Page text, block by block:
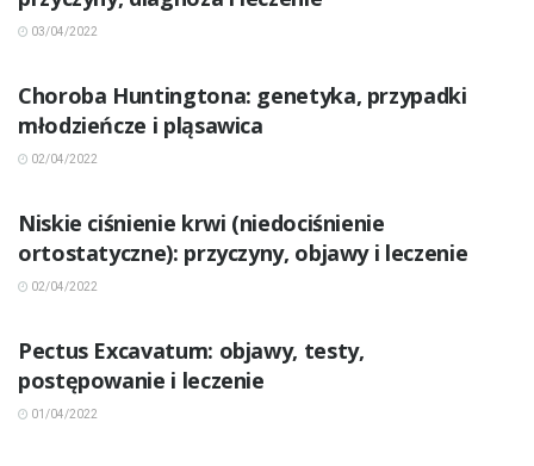
03/04/2022
Choroba Huntingtona: genetyka, przypadki
młodzieńcze i pląsawica
02/04/2022
Niskie ciśnienie krwi (niedociśnienie
ortostatyczne): przyczyny, objawy i leczenie
02/04/2022
Pectus Excavatum: objawy, testy,
postępowanie i leczenie
01/04/2022